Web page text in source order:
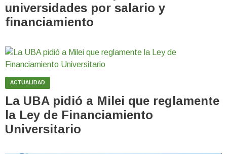
universidades por salario y
financiamiento
ACTUALIDAD
La UBA pidió a Milei que reglamente
la Ley de Financiamiento
Universitario